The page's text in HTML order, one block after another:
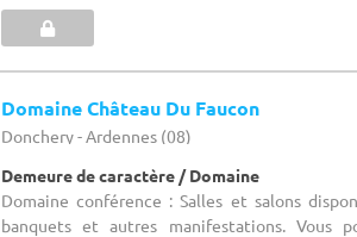
Domaine Château Du Faucon
Donchery - Ardennes (08)
Demeure de caractère / Domaine
Domaine conférence : Salles et salons
banquets et autres manifestations. Vous